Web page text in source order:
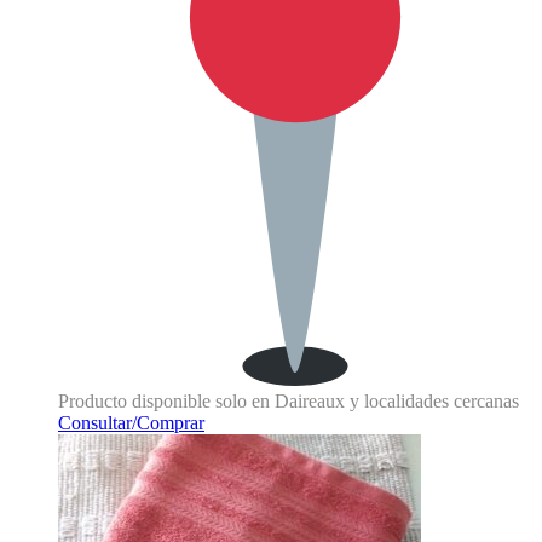
Producto disponible solo en Daireaux y localidades cercanas
Consultar/Comprar